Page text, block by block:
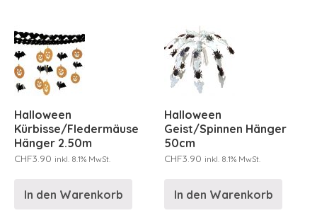
Halloween
Kürbisse/Fledermäuse
Hänger 2.50m
CHF3.90 inkl. 8.1% MwSt.
In den Warenkorb
Halloween
Geist/Spinnen Hänger
50cm
CHF3.90 inkl. 8.1% MwSt.
In den Warenkorb